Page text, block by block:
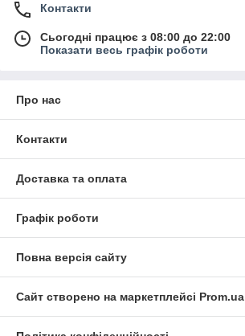
Контакти
Сьогодні працює з 08:00 до 22:00
Показати весь графік роботи
Про нас
Контакти
Доставка та оплата
Графік роботи
Повна версія сайту
Сайт створено на маркетплейсі Prom.ua